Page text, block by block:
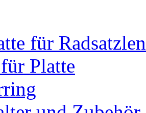
für
Platte